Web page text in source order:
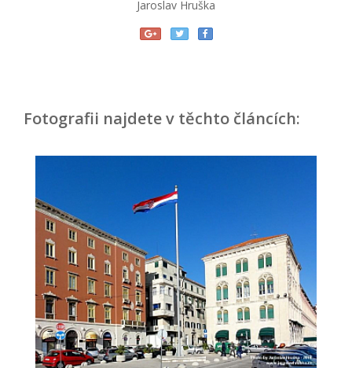
Jaroslav Hruška
Fotografii najdete v těchto článcích: